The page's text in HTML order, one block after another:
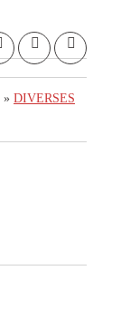
» DIVERSES